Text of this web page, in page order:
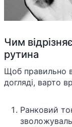
Чим
рутина
Щоб правильно
догляді, варто
Ранковий